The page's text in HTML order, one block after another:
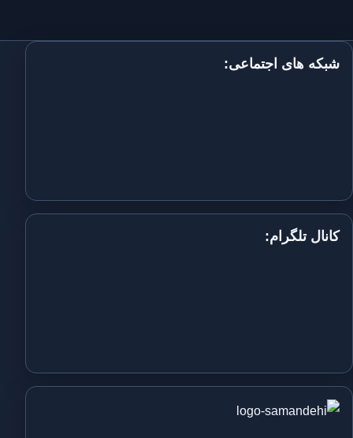
شبکه های اجتماعی:
کانال تلگرام: